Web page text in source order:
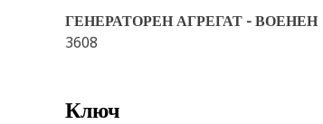
ГЕНЕРАТОРЕН АГРЕГАТ - ВОЕНЕН
3608
Ключ